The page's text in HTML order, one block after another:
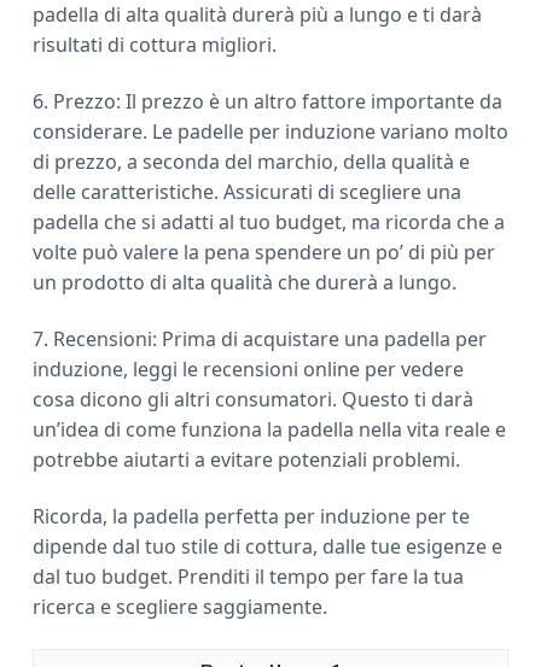
padella di alta qualità durerà più a lungo e ti darà
risultati di cottura migliori.
6. Prezzo: Il prezzo è un altro fattore importante da
considerare. Le padelle per induzione variano molto
di prezzo, a seconda del marchio, della qualità e
delle caratteristiche. Assicurati di scegliere una
padella che si adatti al tuo budget, ma ricorda che a
volte può valere la pena spendere un po’ di più per
un prodotto di alta qualità che durerà a lungo.
7. Recensioni: Prima di acquistare una padella per
induzione, leggi le recensioni online per vedere
cosa dicono gli altri consumatori. Questo ti darà
un’idea di come funziona la padella nella vita reale e
potrebbe aiutarti a evitare potenziali problemi.
Ricorda, la padella perfetta per induzione per te
dipende dal tuo stile di cottura, dalle tue esigenze e
dal tuo budget. Prenditi il tempo per fare la tua
ricerca e scegliere saggiamente.